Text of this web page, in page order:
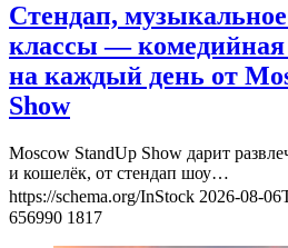
Стендап,
классы —
на каждый день от
Show
Moscow StandUp Show дарит
и кошелёк, от стендап шоу…
https://schema.org/InStock 2026-08-
656990 1817